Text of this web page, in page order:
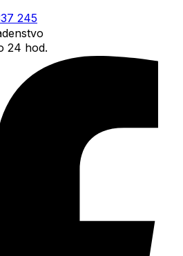
245
24 hod.